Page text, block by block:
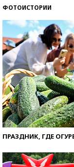
ФОТОИСТОРИИ
ПРАЗДНИК, ГДЕ